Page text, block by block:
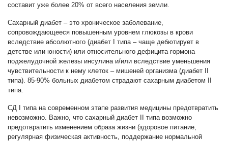
составит уже более 20% от всего населения земли.
Сахарный диабет – это хроническое заболевание,
сопровождающееся повышенным уровнем глюкозы в крови
вследствие абсолютного (диабет I типа – чаще дебютирует в
детстве или юности) или относительного дефицита гормона
поджелудочной железы инсулина и/или вследствие уменьшения
чувствительности к нему клеток – мишеней организма (диабет II
типа). 85-90% больных диабетом страдают сахарным диабетом II
типа.
СД I типа на современном этапе развития медицины предотвратить
невозможно. Важно, что сахарный диабет II типа возможно
предотвратить изменением образа жизни (здоровое питание,
регулярная физическая активность, поддержание нормальной